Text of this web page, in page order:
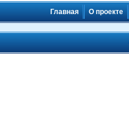
Главная О проекте